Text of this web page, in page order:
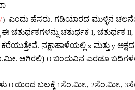
) ಎಂದು ಹೆಸರು. ಗಡಿಯಾರದ ಮುಳ್ಳಿನ
ಈ ಚತುರ್ಥಕಗಳನ್ನು ಚತುರ್ಥಕ I,ಚತುರ್ಥಕ II,
ಕರೆಯುತ್ತೇವೆ.ನಕ್ಷಾಹಾಳೆಯಲ್ಲಿ x ಮತ್ತು y ಅಕ್ಷದ
.ಮೀ.ಆಗಿರಲಿ)O ಬಿಂದುವಿನ ಎರಡೂ
Oಯಿಂದ ಬಲಕ್ಕೆ 1ಸೆಂ.ಮೀ.,2ಸೆಂ.ಮೀ.,3